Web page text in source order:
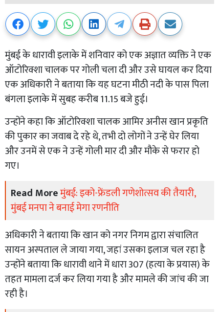
मुंबई के धारावी इलाके में शनिवार को एक अज्ञात व्यक्ति ने एक
ऑटोरिक्शा चालक पर गोली चला दी और उसे घायल कर दिया
एक अधिकारी ने बताया कि यह घटना मीठी नदी के पास पिला
बंगला इलाके में सुबह करीब 11.15 बजे हुई।
उन्होंने कहा कि ऑटोरिक्शा चालक आमिर अनीस खान प्रकृति
की पुकार का जवाब दे रहे थे, तभी दो लोगों ने उन्हें घेर लिया
और उनमें से एक ने उन्हें गोली मार दी और मौके से फरार हो
गए।
Read Moreमुंबई: इको-फ्रेंडली गणेशोत्सव की तैयारी,
मुंबई मनपा ने बनाई मेगा रणनीति
अधिकारी ने बताया कि खान को नगर निगम द्वारा संचालित
सायन अस्पताल ले जाया गया, जहां उसका इलाज चल रहा है
उन्होंने बताया कि धारावी थाने में धारा 307 (हत्या के प्रयास) के
तहत मामला दर्ज कर लिया गया है और मामले की जांच की जा
रही है।